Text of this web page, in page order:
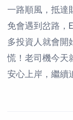
一路順風，抵達
免會遇到岔路，
多投資人就會開
慌！老司機今天
安心上岸，繼續